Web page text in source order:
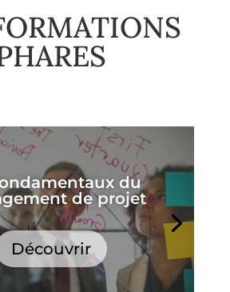
du
de projet
Découvrir